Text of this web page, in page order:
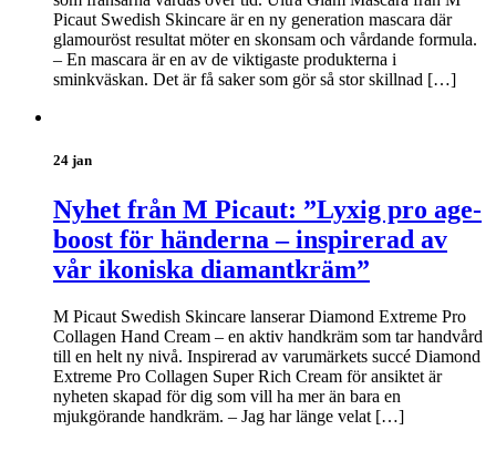
Picaut Swedish Skincare är en ny generation mascara där
glamouröst resultat möter en skonsam och vårdande formula.
– En mascara är en av de viktigaste produkterna i
sminkväskan. Det är få saker som gör så stor skillnad […]
24 jan
Nyhet från M Picaut: ”Lyxig pro age-
boost för händerna – inspirerad av
vår ikoniska diamantkräm”
M Picaut Swedish Skincare lanserar Diamond Extreme Pro
Collagen Hand Cream – en aktiv handkräm som tar handvård
till en helt ny nivå. Inspirerad av varumärkets succé Diamond
Extreme Pro Collagen Super Rich Cream för ansiktet är
nyheten skapad för dig som vill ha mer än bara en
mjukgörande handkräm. – Jag har länge velat […]